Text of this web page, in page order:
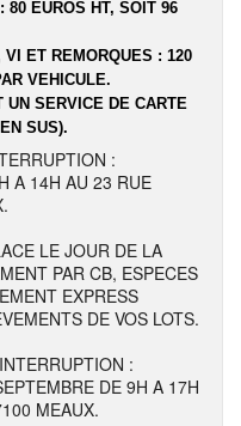
80 EUROS HT, SOIT 96
ET REMORQUES : 120
VEHICULE.
UN SERVICE DE CARTE
SUS).
:
A 14H AU 23 RUE
LE JOUR DE LA
PAR CB, ESPECES
EXPRESS
DE VOS LOTS.
:
DE 9H A 17H
MEAUX.